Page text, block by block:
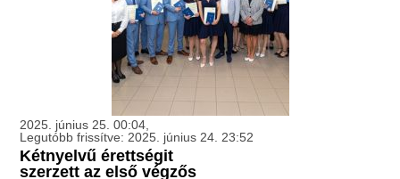
2025. június 25. 00:04,
Legutóbb frissítve: 2025. június 24. 23:52
Kétnyelvű érettségit
szerzett az első végzős